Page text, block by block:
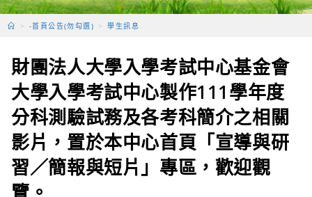
> -首頁公告(勿勾選) > 學生訊息
財團法人大學入學考試中心基金會
大學入學考試中心製作111學年度
分科測驗試務及各考科簡介之相關
影片，置於本中心首頁「宣導與研
習／簡報與短片」專區，歡迎觀